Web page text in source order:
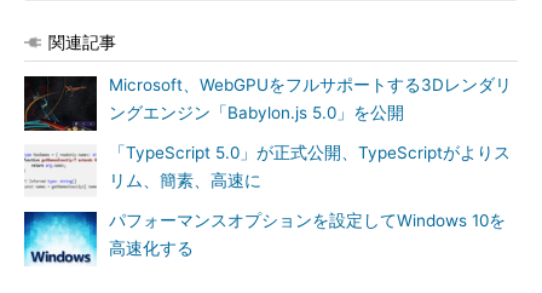
関連記事
Microsoft、WebGPUをフルサポートする3Dレンダリ
ングエンジン「Babylon.js 5.0」を公開
「TypeScript 5.0」が正式公開、TypeScriptがよりス
リム、簡素、高速に
パフォーマンスオプションを設定してWindows 10を
高速化する